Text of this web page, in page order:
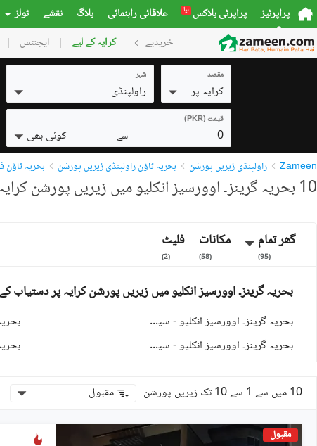
پراپرٹیز پراپرٹی بلاکس نیا علاقائی راہنمائی بلاگ نقشے ٹولز
خریدیے گھر پلاٹس کمرشل کرایہ کے لیے ایجنٹس
مقصد
کرایہ پر
شہر
راولپنڈی
قیمت (PKR)
0 سے کوئی بھی
Zameen راولپنڈی زیریں پورشن بحریہ ٹاؤن راولپنڈی زیریں پورشن بحریہ ٹاؤن فیز 8 زیریں
10 بحریہ گرینز۔ اوورسیز انکلیو میں زیریں پورشن کرایہ پر دستیاب
گھر تمام
(
95
)
مکانات
(
58
)
فلیٹ
(
2
)
بحریہ گرینز۔ اوورسیز انکلیو میں زیریں پورشن کرایہ پر دستیاب
بحریہ گرینز۔ اوورسیز انکلیو - سیکٹر 2
بحریہ گرینز۔ اوورسیز انکلیو - سیکٹر 6
10 میں سے 1 سے 10 تک زیریں پورشن مقبول
مقبول